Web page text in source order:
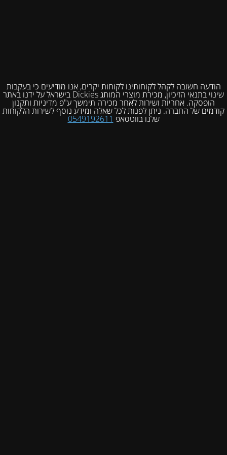
הודעה חשובה לקהל לקוחותינו לקוחות יקרים, אנו מודיעים כי בעקבות
שינוי בתנאי הזיכיון, מכירת מוצרי המותג Dickies בישראל על ידנו באתר
הופסקה. אחריות ושירות לאחר מכירה תימשך ע"פ מדיניות ותקנון
קודמים של החברה. ניתן לפנות לכל שאלה ומידע נוסף לשירות הלקוחות
שלנו בווטסאפ 0549192611